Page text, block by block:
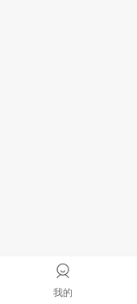
我的